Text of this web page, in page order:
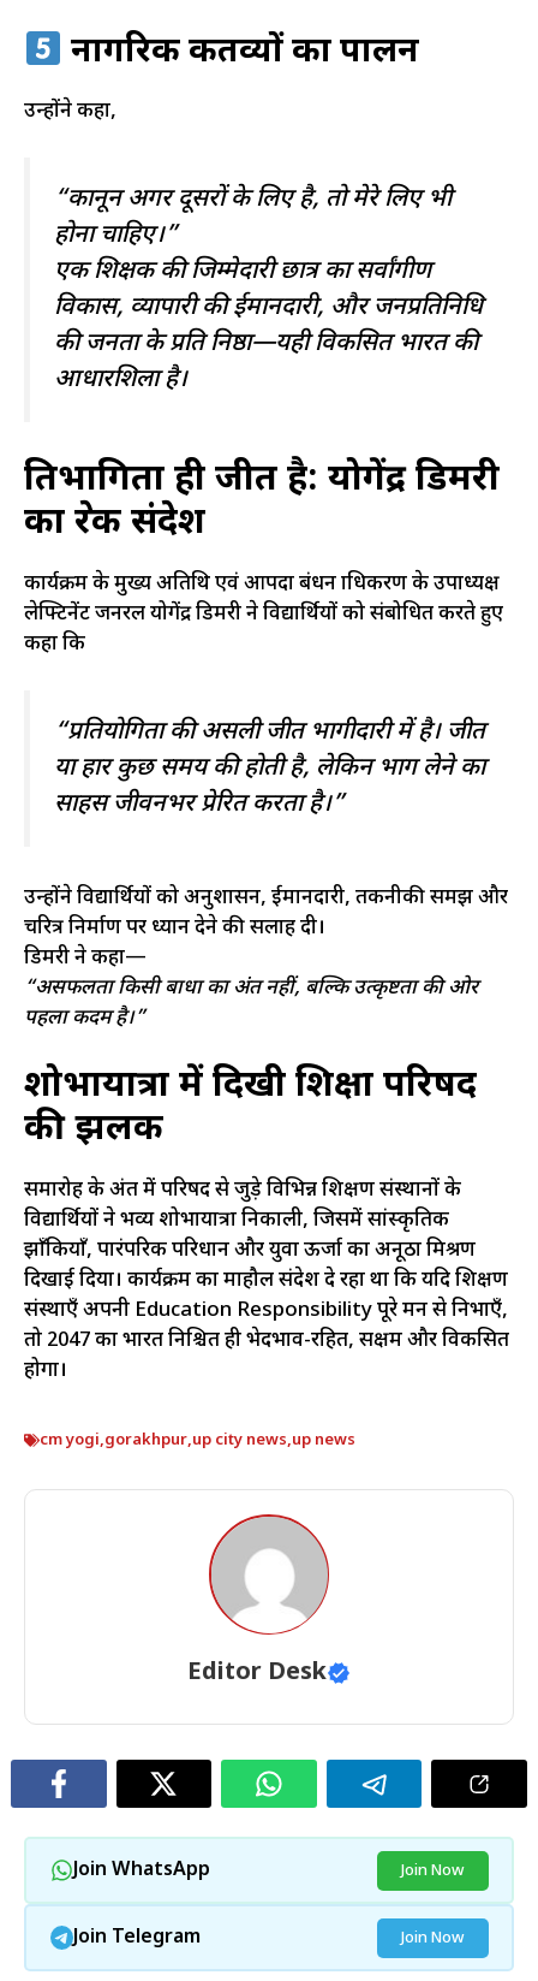
नागरिक कर्तव्यों का पालन
उन्होंने कहा,
“कानून अगर दूसरों के लिए है, तो मेरे लिए भी
होना चाहिए।”
एक शिक्षक की जिम्मेदारी छात्र का सर्वांगीण
विकास, व्यापारी की ईमानदारी, और जनप्रतिनिधि
की जनता के प्रति निष्ठा—यही विकसित भारत की
आधारशिला है।
प्रतिभागिता ही जीत है: योगेंद्र डिमरी
का प्रेरक संदेश
कार्यक्रम के मुख्य अतिथि एवं आपदा प्रबंधन प्राधिकरण के उपाध्यक्ष
लेफ्टिनेंट जनरल योगेंद्र डिमरी ने विद्यार्थियों को संबोधित करते हुए
कहा कि
“प्रतियोगिता की असली जीत भागीदारी में है। जीत
या हार कुछ समय की होती है, लेकिन भाग लेने का
साहस जीवनभर प्रेरित करता है।”
उन्होंने विद्यार्थियों को अनुशासन, ईमानदारी, तकनीकी समझ और
चरित्र निर्माण पर ध्यान देने की सलाह दी।
डिमरी ने कहा—
“असफलता किसी बाधा का अंत नहीं, बल्कि उत्कृष्टता की ओर
पहला कदम है।”
शोभायात्रा में दिखी शिक्षा परिषद
की झलक
समारोह के अंत में परिषद से जुड़े विभिन्न शिक्षण संस्थानों के
विद्यार्थियों ने भव्य शोभायात्रा निकाली, जिसमें सांस्कृतिक
झाँकियाँ, पारंपरिक परिधान और युवा ऊर्जा का अनूठा मिश्रण
दिखाई दिया। कार्यक्रम का माहौल संदेश दे रहा था कि यदि शिक्षण
संस्थाएँ अपनी Education Responsibility पूरे मन से निभाएँ,
तो 2047 का भारत निश्चित ही भेदभाव-रहित, सक्षम और विकसित
होगा।
cm yogi,gorakhpur,up city news,up news
Editor Desk
Join WhatsApp Join Now
Join Telegram Join Now